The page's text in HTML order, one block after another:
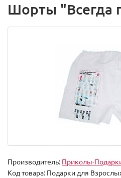
Шорты "Всегда
Производитель: Приколы-
Код товара: Подарки для